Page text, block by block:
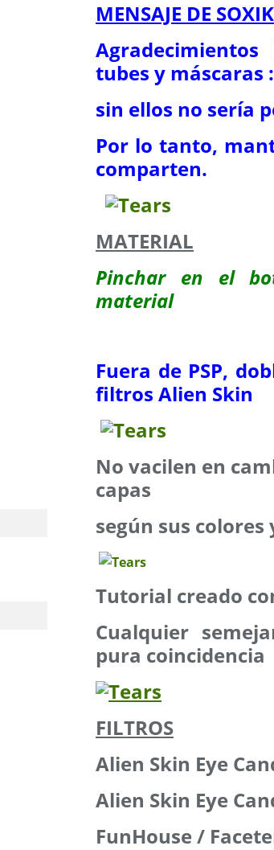
MENSAJE DE
tubes y máscaras :
sin ellos no sería
Por lo tanto,
comparten.
MATERIAL
Pinchar en el
material
Fuera de PSP,
filtros Alien Skin
No vacilen en
capas
según sus colores
Tutorial creado
Cualquier
pura coincidencia
FILTROS
Alien Skin Eye
Alien Skin Eye
FunHouse /